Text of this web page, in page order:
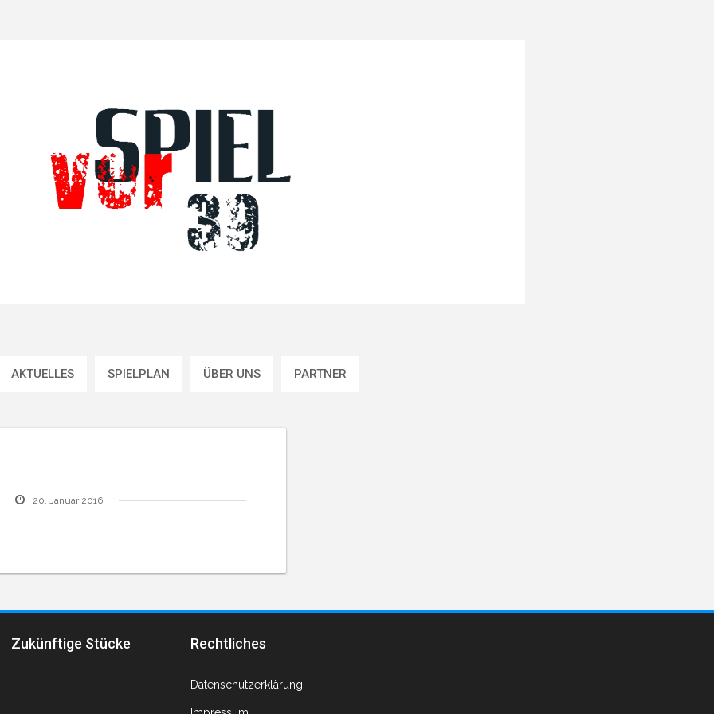
AKTUELLES SPIELPLAN ÜBER UNS PARTNER
20. Januar 2016
Zukünftige Stücke Rechtliches
Datenschutzerklärung